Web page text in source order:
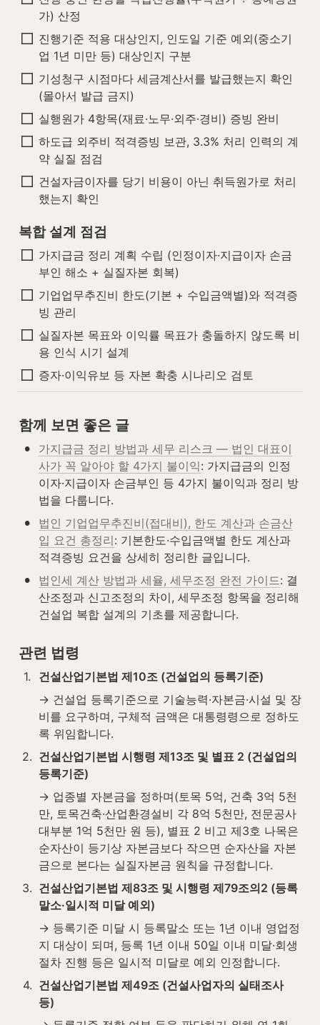
가) 산정
진행기준 적용 대상인지, 인도일 기준 예외(중소기
업 1년 미만 등) 대상인지 구분
기성청구 시점마다 세금계산서를 발급했는지 확인
(몰아서 발급 금지)
실행원가 4항목(재료·노무·외주·경비) 증빙 완비
하도급 외주비 적격증빙 보관, 3.3% 처리 인력의 계
약 실질 점검
건설자금이자를 당기 비용이 아닌 취득원가로 처리
했는지 확인
복합 설계 점검
가지급금 정리 계획 수립 (인정이자·지급이자 손금
부인 해소 + 실질자본 회복)
기업업무추진비 한도(기본 + 수입금액별)와 적격증
빙 관리
실질자본 목표와 이익률 목표가 충돌하지 않도록 비
용 인식 시기 설계
증자·이익유보 등 자본 확충 시나리오 검토
함께 보면 좋은 글
•
가지급금 정리 방법과 세무 리스크 — 법인 대표이
사가 꼭 알아야 할 4가지 불이익: 가지급금의 인정
이자·지급이자 손금부인 등 4가지 불이익과 정리 방
법을 다룹니다.
•
법인 기업업무추진비(접대비), 한도 계산과 손금산
입 요건 총정리: 기본한도·수입금액별 한도 계산과
적격증빙 요건을 상세히 정리한 글입니다.
• 법인세 계산 방법과 세율, 세무조정 완전 가이드: 결
산조정과 신고조정의 차이, 세무조정 항목을 정리해
건설업 복합 설계의 기초를 제공합니다.
관련 법령
1.
건설산업기본법 제10조 (건설업의 등록기준)
→ 건설업 등록기준으로 기술능력·자본금·시설 및 장
비를 요구하며, 구체적 금액은 대통령령으로 정하도
록 위임합니다.
2. 건설산업기본법 시행령 제13조 및 별표 2 (건설업의
등록기준)
→ 업종별 자본금을 정하며(토목 5억, 건축 3억 5천
만, 토목건축·산업환경설비 각 8억 5천만, 전문공사
대부분 1억 5천만 원 등), 별표 2 비고 제3호 나목은
순자산이 등기상 자본금보다 작으면 순자산을 자본
금으로 본다는 실질자본금 원칙을 규정합니다.
3. 건설산업기본법 제83조 및 시행령 제79조의2 (등록
말소·일시적 미달 예외)
→ 등록기준 미달 시 등록말소 또는 1년 이내 영업정
지 대상이 되며, 등록 1년 이내 50일 이내 미달·회생
절차 진행 등은 일시적 미달로 예외 인정합니다.
4. 건설산업기본법 제49조 (건설사업자의 실태조사
등)